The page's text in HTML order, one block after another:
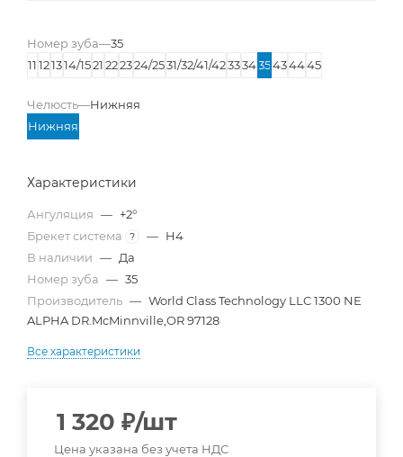
Номер зуба—35
11121314/1521222324/2531/32/41/42333435434445
Челюсть—Нижняя
Нижняя
Характеристики
Ангуляция — +2°
Брекет система
? — H4
В наличии — Да
Номер зуба — 35
Производитель — World Class Technology LLC 1300 NE
ALPHA DR.McMinnville,OR 97128
Все характеристики
1 320 ₽/шт
Цена указана без учета НДС